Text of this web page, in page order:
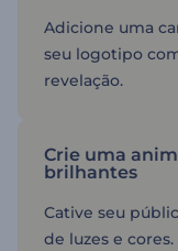
Adicione uma
seu logotipo
revelação.
Crie uma
brilhantes
Cative seu
de luzes e cores.